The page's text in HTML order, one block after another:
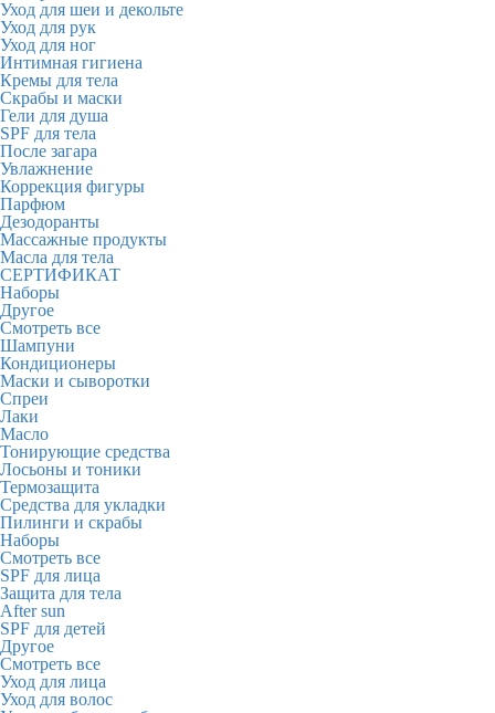
Уход для шеи и декольте
Уход для рук
Уход для ног
Интимная гигиена
Кремы для тела
Скрабы и маски
Гели для душа
SPF для тела
После загара
Увлажнение
Коррекция фигуры
Парфюм
Дезодоранты
Массажные продукты
Масла для тела
СЕРТИФИКАТ
Наборы
Другое
Смотреть все
Шампуни
Кондиционеры
Маски и сыворотки
Спреи
Лаки
Масло
Тонирующие средства
Лосьоны и тоники
Термозащита
Средства для укладки
Пилинги и скрабы
Наборы
Смотреть все
SPF для лица
Защита для тела
After sun
SPF для детей
Другое
Смотреть все
Уход для лица
Уход для волос